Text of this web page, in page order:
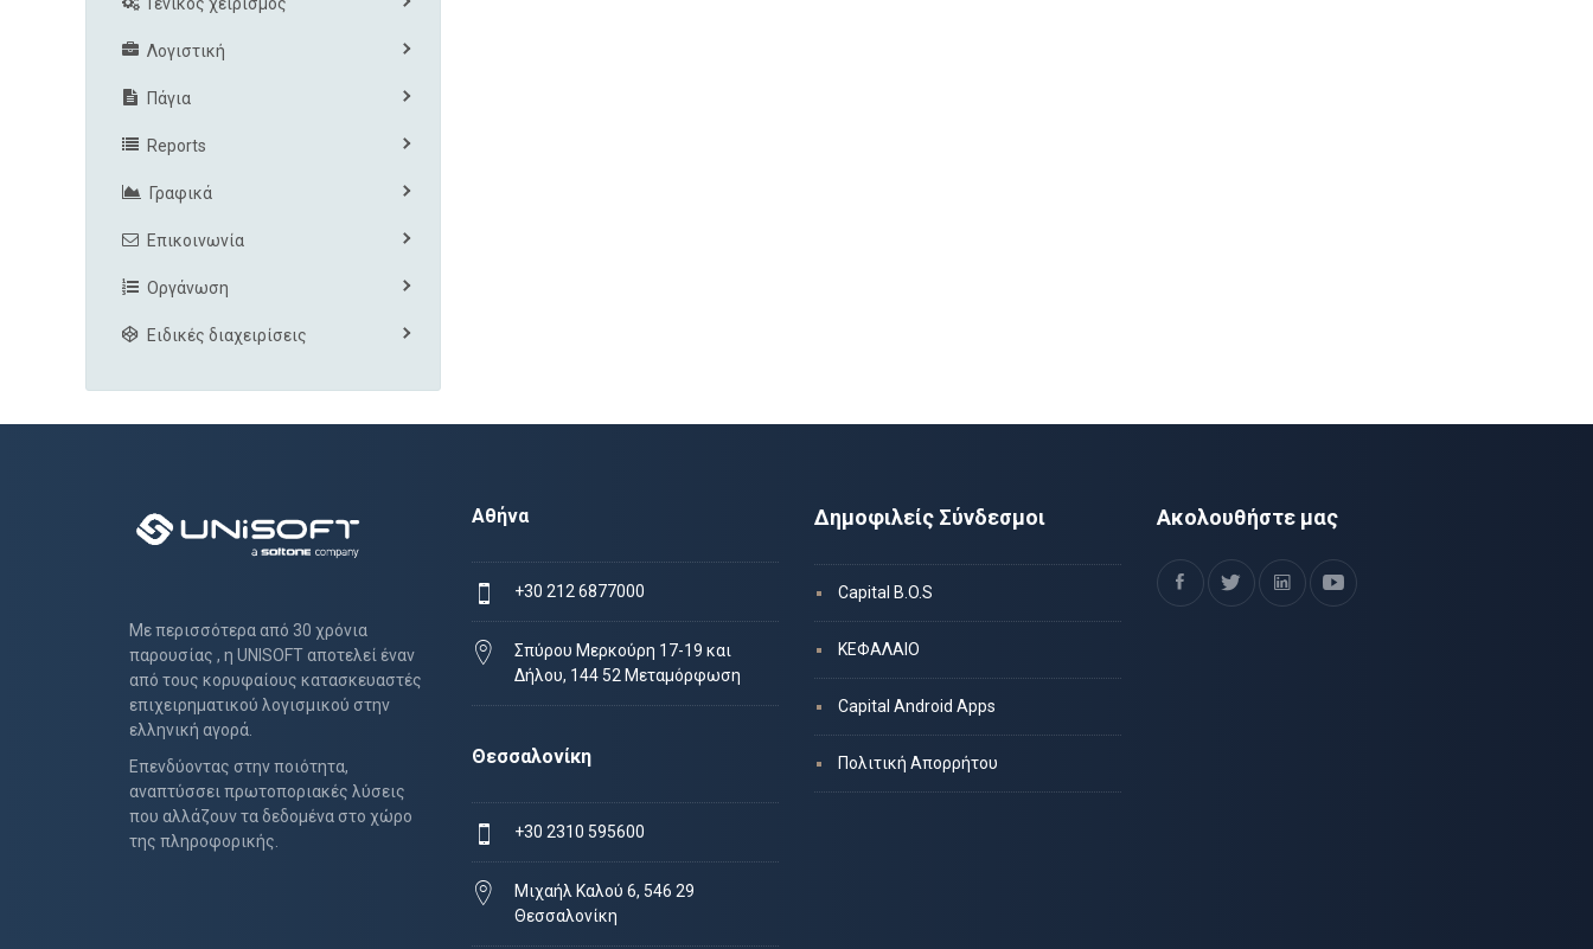
Λογιστική
Πάγια
Reports
Γραφικά
Επικοινωνία
Οργάνωση
Ειδικές διαχειρίσεις
Με περισσότερα από 30 χρόνια
παρουσίας , η UNISOFT αποτελεί έναν
από τους κορυφαίους κατασκευαστές
επιχειρηματικού λογισμικού στην
ελληνική αγορά.
Επενδύοντας στην ποιότητα,
αναπτύσσει πρωτοποριακές λύσεις
που αλλάζουν τα δεδομένα στο χώρο
της πληροφορικής.
Αθήνα
+30 212 6877000
Σπύρου Μερκούρη 17-19 και
Δήλου, 144 52 Μεταμόρφωση
Θεσσαλονίκη
+30 2310 595600
Μιχαήλ Καλού 6, 546 29
Θεσσαλονίκη
Δημοφιλείς Σύνδεσμοι
Capital B.O.S
ΚΕΦΑΛΑΙΟ
Capital Android Apps
Πολιτική Απορρήτου
Ακολουθήστε μας